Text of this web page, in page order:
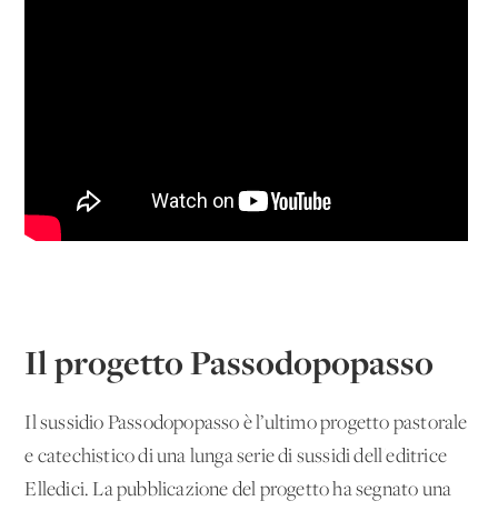
Il progetto Passodopopasso
Il sussidio Passodopopasso è l’ultimo progetto pastorale
e catechistico di una lunga serie di sussidi dell'editrice
Elledici. La pubblicazione del progetto ha segnato una